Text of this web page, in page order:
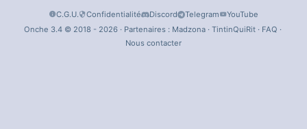
C.G.U. Confidentialité Discord Telegram
YouTube
Onche 3.4 © 2018 - 2026 · Partenaires : Madzona· TintinQuiRit· FAQ ·
Nous contacter